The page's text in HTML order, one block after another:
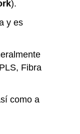
).
y es
Fibra
como a